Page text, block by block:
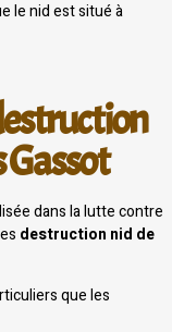
le nid est situé à
Gassot
dans la lutte contre
destruction nid de
que les